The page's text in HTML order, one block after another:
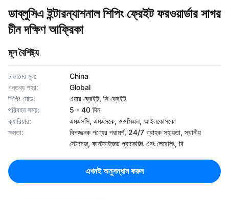
ডাব্লুসিএ ইন্টারন্যাশনাল শিপিং ফ্রেইট ফরওয়ার্ডার সাগর
চীন দক্ষিণ আফ্রিকা
মূল বৈশিষ্ট্য
চালানের মূল:
China
গন্তব্য শহর:
Global
শিপিং মোড:
এয়ার ফ্রেইট, সি ফ্রেইট
পরিবহন সময়:
5 - 40 দিন
ক্যারিয়ার:
এমএসসি, এমএসকে, ওওসিএল, আইলকোসকো
ক্ষমতা:
বিপজ্জনক পণ্যের পরামর্শ, 24/7 গ্রাহক সহায়তা, স্থানীয়
স্টোরেজ, কাস্টমাইজড প্যাকেজিং এবং লেবেলিং, বি
এখনই অনুসন্ধান করুন